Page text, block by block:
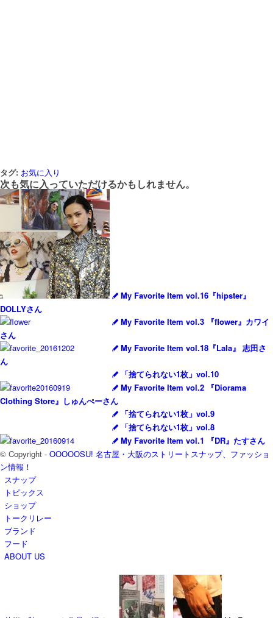
タグ: お気に入り
次も気に入っていただけるかもしれません。
My Favorite Item vol.16『hipster』
DOLLYさん
My Favorite Item vol.3 『flower』カワイ
さん
My Favorite Item vol.18『Lala』 志田さ
ん
「捨てられない1枚」vol.10
My Favorite Item vol.2 『Diorama
Clothing Store』しゅんぺーさん
「捨てられない1枚」vol.9
「捨てられない1枚」vol.8
My Favorite Item vol.1 『DR』たすさん
© Copyright - OOOOOSU! 名古屋・大阪のストリートスナップ、ファッショ
ン情報！
スナップ
トピックス
ショップ
トークリレー
ブランド
フード
ABOUT US